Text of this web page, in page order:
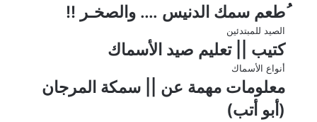
ُطعم سمك الدنيس …. والصخـر !!
الصيد للمبتدئين
كتيب || تعليم صيد الأسماك
أنواع الأسماك
معلومات مهمة عن || سمكة المرجان
(أبو أتب)